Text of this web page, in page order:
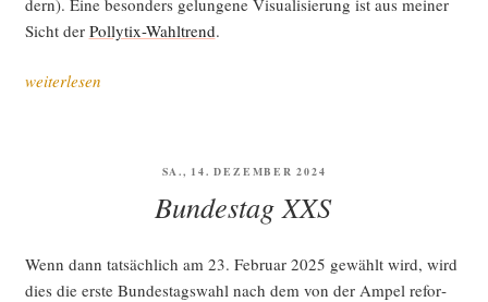
Sicht der Pol­ly­tix-Wahl­trend.
„Schein­
weiterlesen
VERÖFFENTLICHT
SA., 14. DEZEMBER 2024
Bundestag XXS
Wenn dann tat­säch­lich am 23. Febru­ar 2025 gewählt wird, wird
dies die ers­te Bun­des­tags­wahl nach dem von der Ampel refor­